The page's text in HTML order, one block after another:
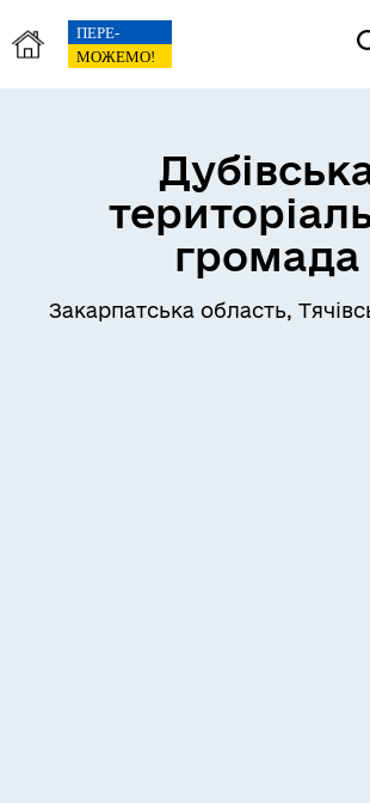
громада
Закарпатська область,